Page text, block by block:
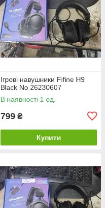
Ігрові навушники Fifine H9
Black No 26230607
В наявності 1 од.
799 ₴
Купити